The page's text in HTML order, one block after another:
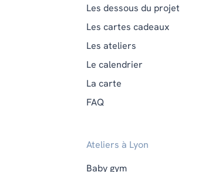
Les dessous du projet
Les cartes cadeaux
Les ateliers
Le calendrier
La carte
FAQ
Ateliers à Lyon
Baby gym